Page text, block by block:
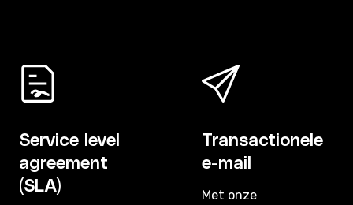
Service level
agreement
(SLA)
Transactionele
e-mail
Met onze